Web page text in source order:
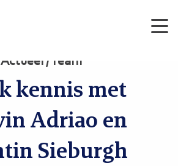
Actueel / Team
kennis met
Adriao en
Sieburgh